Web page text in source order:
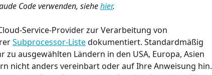
Code verwenden, siehe hier.
Service-Provider zur Verarbeitung von
Subprocessor-Liste dokumentiert. Standardmäßig
ausgewählten Ländern in den USA, Europa, Asien
nicht anders vereinbart oder auf Ihre Anweisung hin.